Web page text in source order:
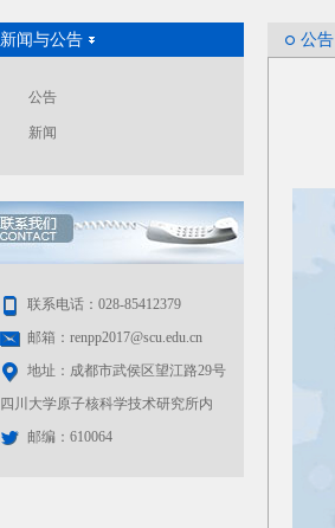
新闻与公告
公告
新闻
联系电话：028-85412379
邮箱：renpp2017@scu.edu.cn
地址：成都市武侯区望江路29号
四川大学原子核科学技术研究所内
邮编：610064
公告